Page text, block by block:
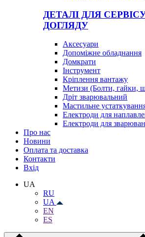
ДЕТАЛІ ДЛЯ
ДОГЛЯДУ
Аксесуари
Допоміжне обладнання
Домкрати
Інструмент
Кріплення вантажу
Метизи (Болти, гайки,
Дріт зварювальний
Мастильне
Електроди для
Електроди для
Про нас
Новини
Оплата та доставка
Контакти
Вхiд
UA
RU
UA
EN
ES